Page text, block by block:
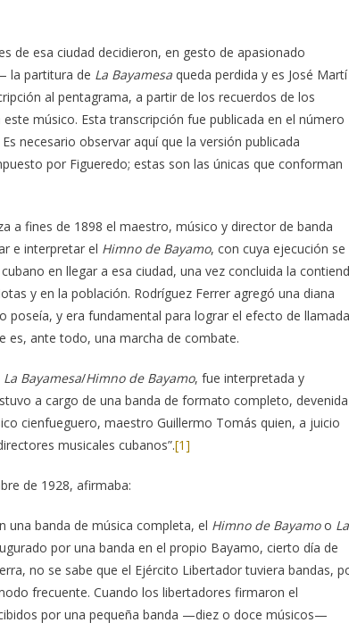
de esa ciudad decidieron, en gesto de apasionado
la partitura de La Bayamesa queda perdida y es José Martí
al pentagrama, a partir de los recuerdos de los
músico. Esta transcripción fue publicada en el número
necesario observar aquí que la versión publicada
por Figueredo; estas son las únicas que conforman
a fines de 1898 el maestro, músico y director de banda
e interpretar el Himno de Bayamo, con cuya ejecución se
en llegar a esa ciudad, una vez concluida la
y en la población. Rodríguez Ferrer agregó una diana
poseía, y era fundamental para lograr el efecto de
es, ante todo, una marcha de combate.
La Bayamesa/Himno de Bayamo, fue interpretada y
a cargo de una banda de formato completo, devenida
cienfueguero, maestro Guillermo Tomás quien, a juicio
musicales cubanos”.[1]
de 1928, afirmaba:
una banda de música completa, el Himno de Bayamoo La
por una banda en el propio Bayamo, cierto día de
no se sabe que el Ejército Libertador tuviera bandas,
frecuente. Cuando los libertadores firmaron el
por una pequeña banda —diez o doce músicos—